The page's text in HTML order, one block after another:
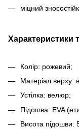
міцний
Характеристики
Колір: рожевий;
Матеріал верху:
Устілка: велюр;
Підошва: EVA
Висота підошви: